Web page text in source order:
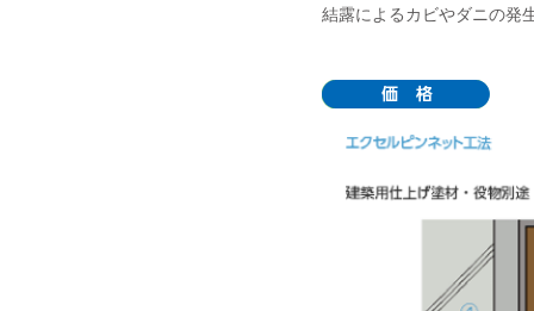
結露によるカビやダニの発